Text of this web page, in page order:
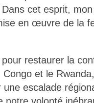
cet esprit, mon
en œuvre de la
restaurer la
et le
escalade